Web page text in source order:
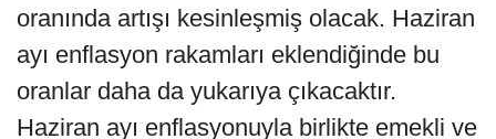
oranında artışı kesinleşmiş olacak. Haziran
ayı enflasyon rakamları eklendiğinde bu
oranlar daha da yukarıya çıkacaktır.
Haziran ayı enflasyonuyla birlikte emekli ve